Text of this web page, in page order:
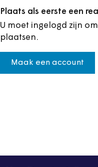
Plaats als eerste een
U moet ingelogd zijn
plaatsen.
Maak een account